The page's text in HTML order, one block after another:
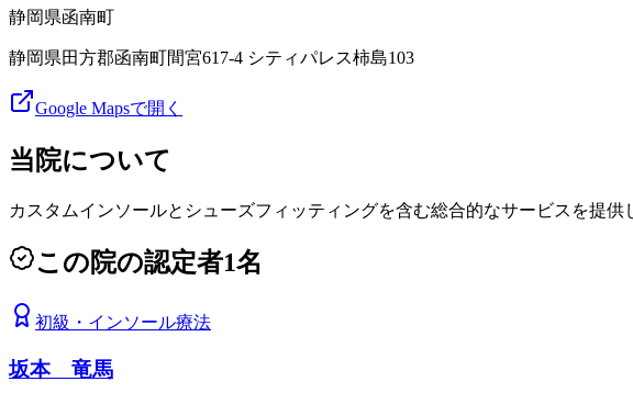
静岡県函南町
静岡県田方郡函南町間宮617-4 シティパレス柿島103
Google Mapsで開く
当院について
カスタムインソールとシューズフィッティングを含む総合的なサービスを提
この院の認定者1名
初級 ・ インソール療法
坂本 竜馬